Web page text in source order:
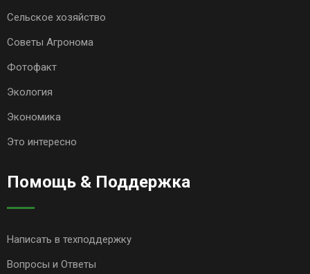
Сельское хозяйство
Советы Агронома
Фотофакт
Экология
Экономика
Это интересно
Помощь & Поддержка
Написать в техподдержку
Вопросы и Ответы